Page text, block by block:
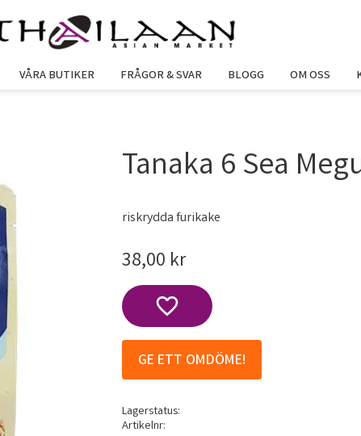
VÅRA BUTIKER FRÅGOR & SVAR BLOGG OM OSS
Tanaka 6 Sea
riskrydda furikake
38,00 kr
Lägg till i favoriter
Lagerstatus
Artikelnr
GE ETT OMDÖME!